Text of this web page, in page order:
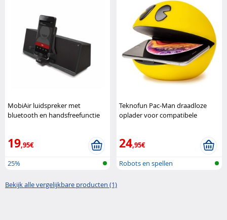
MobiAir luidspreker met
bluetooth en handsfreefunctie
19,95€
25%
Teknofun Pac-Man draadloze
oplader voor compatibele
24,95€
Robots en spellen
Bekijk alle vergelijkbare producten (1)